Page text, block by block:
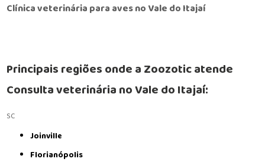
Clínica veterinária para aves no Vale do Itajaí
Principais regiões onde a Zoozotic atende
Consulta veterinária no Vale do Itajaí:
SC
Joinville
Florianópolis